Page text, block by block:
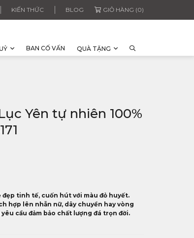
KIẾN THỨC BLOG GIỎ HÀNG (0)
BAN CỐ VẤN QUÀ TẶNG
Yên tự nhiên 100%
đẹp tinh tế, cuốn hút với màu đỏ huyết.
hợp lên nhẫn nữ, dây chuyền hay vòng
cầu đảm bảo chất lượng đá trọn đời.